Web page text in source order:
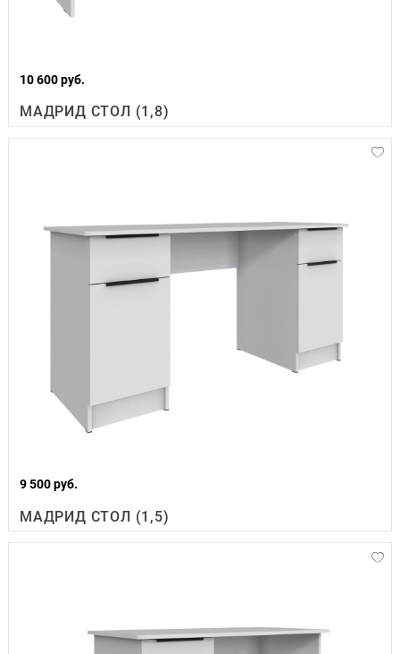
10 600 руб.
МАДРИД СТОЛ (1,8)
9 500 руб.
МАДРИД СТОЛ (1,5)